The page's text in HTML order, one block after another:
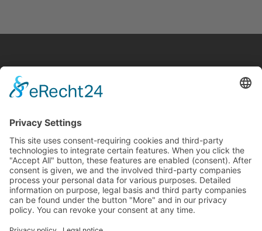
Zor zamanlarınızda yanınızda olmak için cenaze, cenaze töreni ve
uğurlama sırasında size hassasiyetle ve güvenilir bir şekilde eşlik
Hizmetlerimiz
24 Stunden Hizmet
Danışmanlık
Yıkama ve Hazırlık
Uluslararası Nakliye
Kültürel Hassasiyet